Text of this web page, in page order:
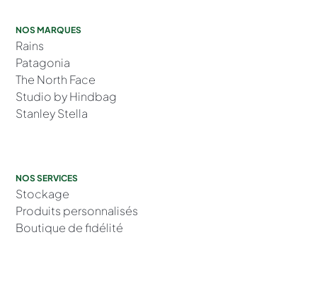
NOS MARQUES
Rains
Patagonia
The North Face
Studio by Hindbag
Stanley Stella
NOS SERVICES
Stockage
Produits personnalisés
Boutique de fidélité